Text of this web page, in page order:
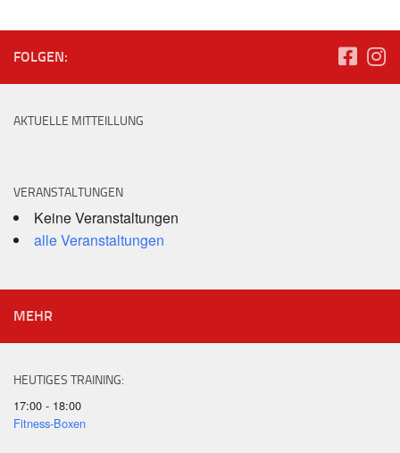
FOLGEN:
AKTUELLE MITTEILLUNG
VERANSTALTUNGEN
Keine Veranstaltungen
alle Veranstaltungen
MEHR
HEUTIGES TRAINING:
17:00 - 18:00
Fitness-Boxen